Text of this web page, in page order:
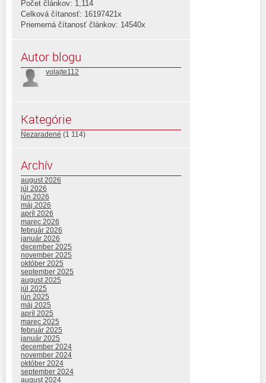
Počet článkov: 1,114
Celková čítanosť: 16197421x
Priemerná čítanosť článkov: 14540x
Autor blogu
volajte112
Kategórie
Nezaradené (1 114)
Archív
august 2026
júl 2026
jún 2026
máj 2026
apríl 2026
marec 2026
február 2026
január 2026
december 2025
november 2025
október 2025
september 2025
august 2025
júl 2025
jún 2025
máj 2025
apríl 2025
marec 2025
február 2025
január 2025
december 2024
november 2024
október 2024
september 2024
august 2024